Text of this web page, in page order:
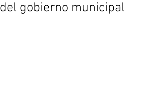
del gobierno municipal